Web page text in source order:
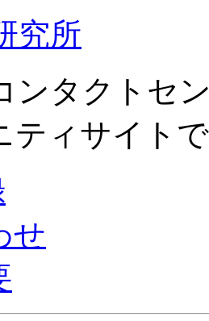
究所
ンタクトセ
ティサイト
せ